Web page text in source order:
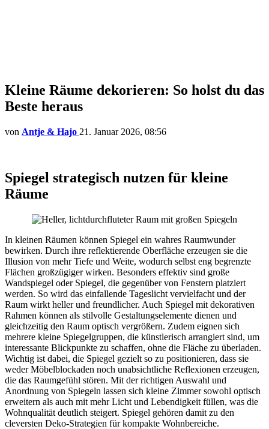
Kleine Räume dekorieren: So holst du das
Beste heraus
von Antje & Hajo 21. Januar 2026, 08:56
Spiegel strategisch nutzen für kleine
Räume
In kleinen Räumen können Spiegel ein wahres Raumwunder
bewirken. Durch ihre reflektierende Oberfläche erzeugen sie die
Illusion von mehr Tiefe und Weite, wodurch selbst eng begrenzte
Flächen großzügiger wirken. Besonders effektiv sind große
Wandspiegel oder Spiegel, die gegenüber von Fenstern platziert
werden. So wird das einfallende Tageslicht vervielfacht und der
Raum wirkt heller und freundlicher. Auch Spiegel mit dekorativen
Rahmen können als stilvolle Gestaltungselemente dienen und
gleichzeitig den Raum optisch vergrößern. Zudem eignen sich
mehrere kleine Spiegelgruppen, die künstlerisch arrangiert sind, um
interessante Blickpunkte zu schaffen, ohne die Fläche zu überladen.
Wichtig ist dabei, die Spiegel gezielt so zu positionieren, dass sie
weder Möbelblockaden noch unabsichtliche Reflexionen erzeugen,
die das Raumgefühl stören. Mit der richtigen Auswahl und
Anordnung von Spiegeln lassen sich kleine Zimmer sowohl optisch
erweitern als auch mit mehr Licht und Lebendigkeit füllen, was die
Wohnqualität deutlich steigert. Spiegel gehören damit zu den
cleversten Deko-Strategien für kompakte Wohnbereiche.